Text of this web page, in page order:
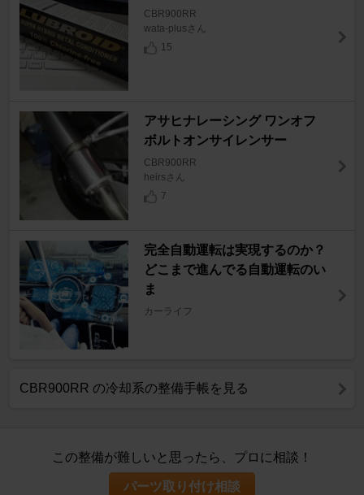
CBR900RR
wata-plusさん
15
アサヒナレーシング ワンオフ
ボルトオンサイレンサー
CBR900RR
heirsさん
7
完全自動運転は実現するのか？
どこまで進んでる自動運転のい
ま
カーライフ
CBR900RR の冷却系の整備手帳を見る
この整備が難しいと思ったら、プロに相談！
パーツ取り付け相談